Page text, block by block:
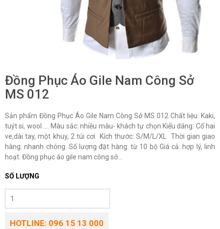
Đồng Phục Áo Gile Nam Công Sở
MS 012
Sản phẩm Đồng Phục Áo Gile Nam Công Sở MS 012 Chất liệu: Kaki,
tuýt si, wool …. Màu sắc: nhiều màu- khách tự chọn Kiểu dáng: Cổ hai
ve,dài tay, một khuy, 2 túi cơi Kích thước: S/M/L/XL Thời gian giao
hàng: nhanh chóng. Số lượng đặt hàng: từ 10 bộ Giá cả: hợp lý, linh
hoạt. Đồng phục áo gile nam công sở...
SỐ LƯỢNG
HOTLINE: 096 15 13 000